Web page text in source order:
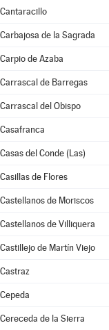
Cantaracillo
Carbajosa de la Sagrada
Carpio de Azaba
Carrascal de Barregas
Carrascal del Obispo
Casafranca
Casas del Conde (Las)
Casillas de Flores
Castellanos de Moriscos
Castellanos de Villiquera
Castillejo de Martín Viejo
Castraz
Cepeda
Cereceda de la Sierra